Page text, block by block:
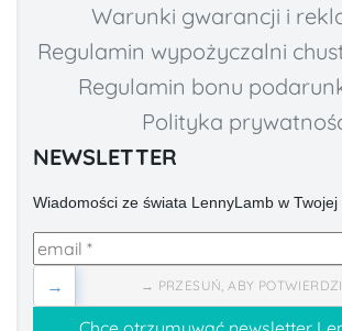
Warunki gwarancji i
Regulamin wypożyczalni
Regulamin bonu
Polityka
NEWSLETTER
Wiadomości ze świata LennyLamb w
→ PRZESUŃ, ABY
→